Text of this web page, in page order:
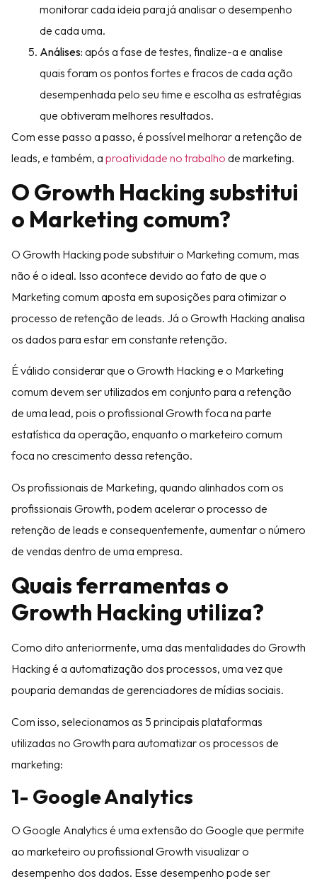
monitorar cada ideia para já analisar o desempenho
de cada uma.
Análises: após a fase de testes, finalize-a e analise
quais foram os pontos fortes e fracos de cada ação
desempenhada pelo seu time e escolha as estratégias
que obtiveram melhores resultados.
Com esse passo a passo, é possível melhorar a retenção de
leads, e também, a proatividade no trabalho de marketing.
O Growth Hacking substitui
o Marketing comum?
O Growth Hacking pode substituir o Marketing comum, mas
não é o ideal. Isso acontece devido ao fato de que o
Marketing comum aposta em suposições para otimizar o
processo de retenção de leads. Já o Growth Hacking analisa
os dados para estar em constante retenção.
É válido considerar que o Growth Hacking e o Marketing
comum devem ser utilizados em conjunto para a retenção
de uma lead, pois o profissional Growth foca na parte
estatística da operação, enquanto o marketeiro comum
foca no crescimento dessa retenção.
Os profissionais de Marketing, quando alinhados com os
profissionais Growth, podem acelerar o processo de
retenção de leads e consequentemente, aumentar o número
de vendas dentro de uma empresa.
Quais ferramentas o
Growth Hacking utiliza?
Como dito anteriormente, uma das mentalidades do Growth
Hacking é a automatização dos processos, uma vez que
pouparia demandas de gerenciadores de mídias sociais.
Com isso, selecionamos as 5 principais plataformas
utilizadas no Growth para automatizar os processos de
marketing:
1- Google Analytics
O Google Analytics é uma extensão do Google que permite
ao marketeiro ou profissional Growth visualizar o
desempenho dos dados. Esse desempenho pode ser